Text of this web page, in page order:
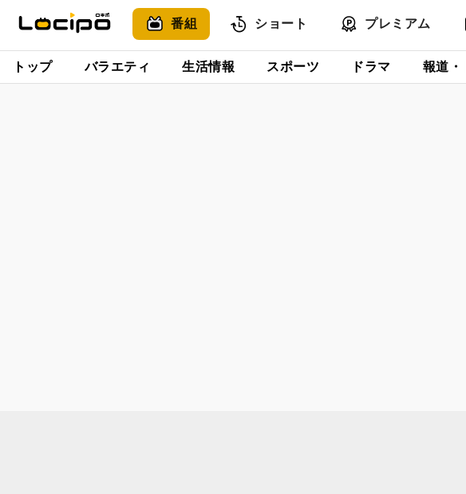
番組 ショート プレミアム
トップ バラエティ 生活情報 スポーツ ドラマ 報道・